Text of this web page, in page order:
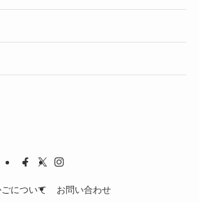
について お問い合わせ